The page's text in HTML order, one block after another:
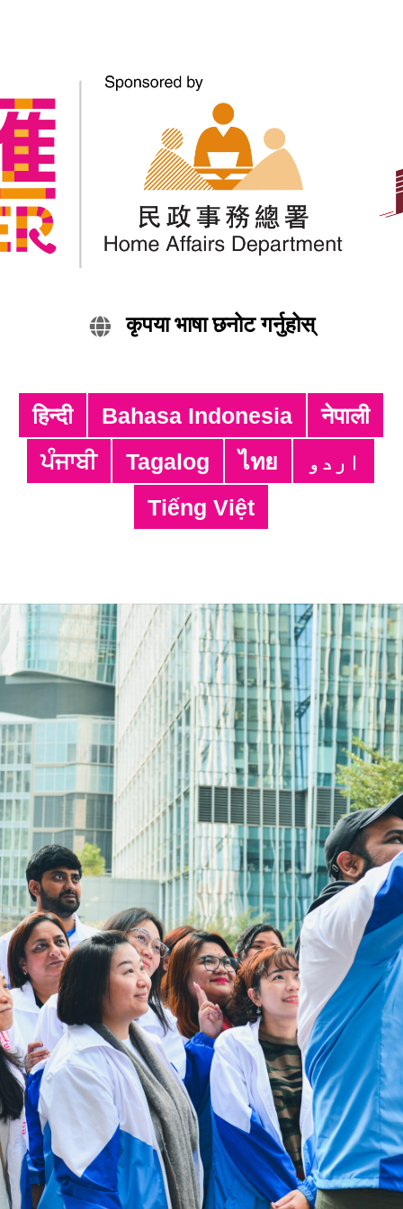
Potential Strong Wind
Signal No. 3
ठेगाना:
4/F, South Asia Commercial Centre, 64
Tsun Yip Street, Kwun Tong, Kowloon,
3106 3104
फ्याक्स:
3106 0454
ईमेल:
cheer@hkcs.org
ड्रप इन समयावधि:
सोमबार
9:00am - 5:00pm
मंगलबार देखि आईतबार
9:00am - 9:00pm
सार्वजनिक बिदाहरु
बन्द रहने
उपयोगी लिंकहरू
हामीलाई सम्पर्क गर्नुहोस्
गोपनीयता नीति
HAD गृहपृष्ठ (होमपेज)
HKCS गृहपृष्ठ (होमपेज)
कृपया भाषा छनोट गर्नुहोस्
हिन्दी Bahasa Indonesia
नेपाली
ਪੰਜਾਬੀ
Tagalog ไทย
اردو
Tiếng Việt